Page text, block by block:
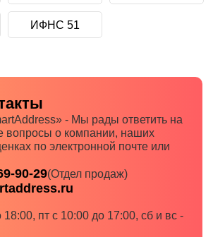
ИФНС 51
- Мы рады ответить на
вопросы о компании, наших
по электронной почте или
90-29(Отдел продаж)
18:00, пт с 10:00 до 17:00, сб и вс -